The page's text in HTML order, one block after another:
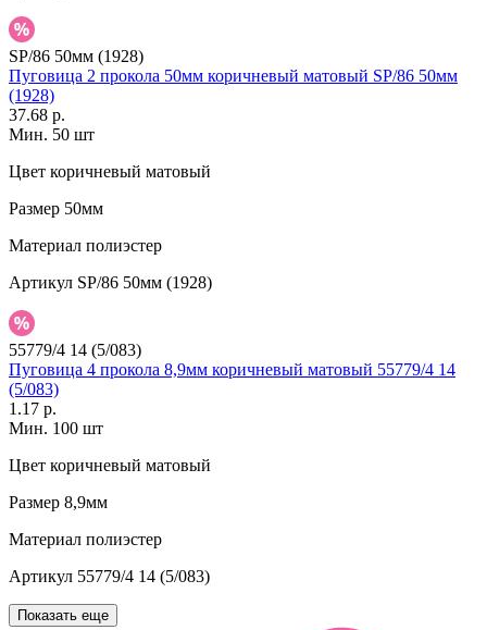
SP/86 50мм (1928)
Пуговица 2 прокола 50мм коричневый матовый SP/86 50мм
(1928)
37.68 р.
Мин. 50 шт
Цвет коричневый матовый
Размер 50мм
Материал полиэстер
Артикул SP/86 50мм (1928)
55779/4 14 (5/083)
Пуговица 4 прокола 8,9мм коричневый матовый 55779/4 14
(5/083)
1.17 р.
Мин. 100 шт
Цвет коричневый матовый
Размер 8,9мм
Материал полиэстер
Артикул 55779/4 14 (5/083)
Показать еще